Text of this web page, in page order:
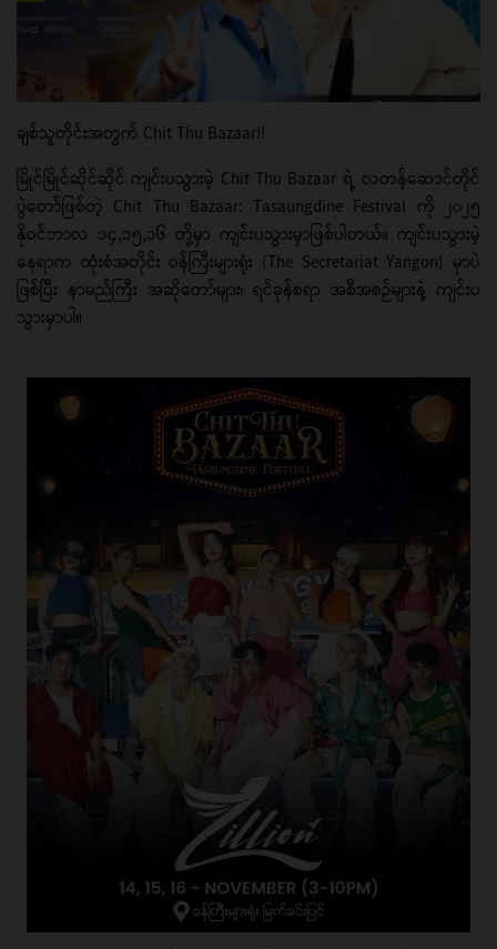
ချစ်သူတိုင်းအတွက် Chit Thu Bazaar!!
မြိုင်မြိုင်ဆိုင်ဆိုင် ကျင်းပသွားမဲ့ Chit Thu Bazaar ရဲ့ လတန်ဆောင်တိုင်
ပွဲတော်ဖြစ်တဲ့ Chit Thu Bazaar: Tasaungdine Festival ကို ၂၀၂၅
နိုဝင်ဘာလ ၁၄,၁၅,၁၆ တို့မှာ ကျင်းပသွားမှာဖြစ်ပါတယ်။ ကျင်းပသွားမဲ့
နေရာက ထုံးစံအတိုင်း ဝန်ကြီးများရုံး (The Secretariat Yangon) မှာပဲ
ဖြစ်ပြီး နာမည်ကြီး အဆိုတော်များ၊ ရင်ခုန်စရာ အစီအစဉ်များနဲ့ ကျင်းပ
သွားမှာပါ။